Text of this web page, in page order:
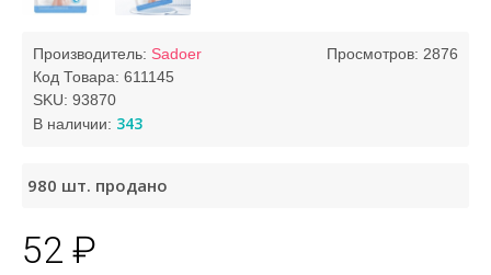
Просмотров: 2876
Производитель: Sadoer
Код Товара: 611145
SKU: 93870
В наличии: 343
980 шт. продано
52 ₽